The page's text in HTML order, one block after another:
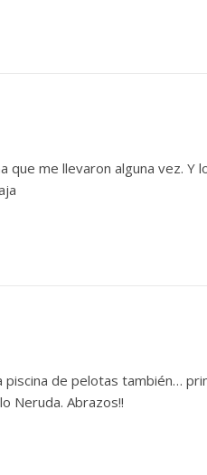
que me llevaron alguna vez.
de pelotas también…
Neruda. Abrazos!!